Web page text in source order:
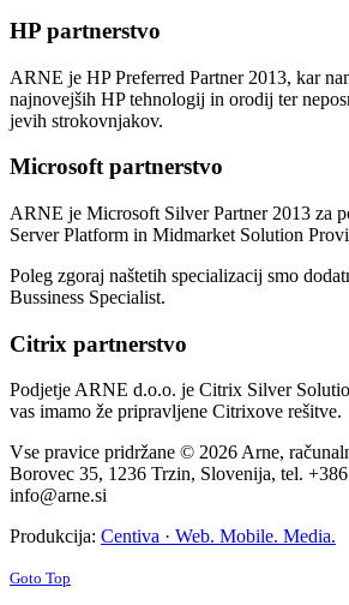
HP partnerstvo
ARNE je HP Preferred Partner 2013, kar
najnovejših HP tehnologij in orodij ter
jevih strokovnjakov.
Microsoft partnerstvo
ARNE je Microsoft Silver Partner 2013 za
Server Platform in Midmarket Solution
Poleg zgoraj naštetih specializacij smo
Bussiness Specialist.
Citrix partnerstvo
Podjetje ARNE d.o.o. je Citrix Silver
vas imamo že pripravljene Citrixove rešitve.
Vse pravice pridržane © 2026 Arne,
Borovec 35, 1236 Trzin, Slovenija, tel.
info@arne.si
Produkcija: Centiva · Web. Mobile. Media.
Goto Top